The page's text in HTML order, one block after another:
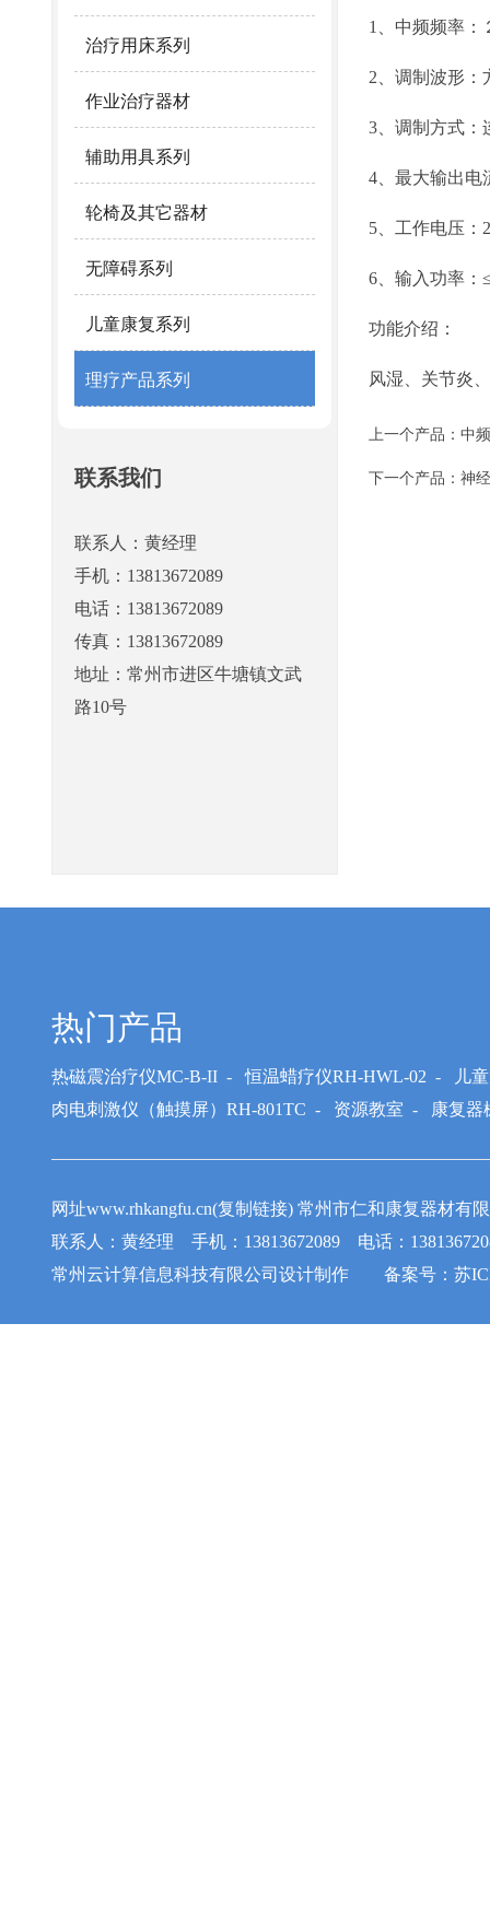
治疗用床系列
作业治疗器材
辅助用具系列
轮椅及其它器材
无障碍系列
儿童康复系列
理疗产品系列
联系我们
联系人：黄经理
手机：13813672089
电话：13813672089
传真：13813672089
地址：常州市进区牛塘镇文武
路10号
1、中频频率：
2、调制波形：
3、调制方式：
4、最大输出电
5、工作电压：
6、输入功率：
功能介绍：
风湿、关节炎
上一个产品： 中
下一个产品： 神
热门产品
热磁震治疗仪MC-B-II-恒温蜡疗仪RH-HWL-02 -
儿
肉电刺激仪（触摸屏）RH-801TC - 资源教室 - 康复器
网址www.rhkangfu.cn(复制链接) 常州市仁和康复器材
联系人：黄经理 手机：13813672089 电话：
常州云计算信息科技有限公司 设计制作 备案号： 苏